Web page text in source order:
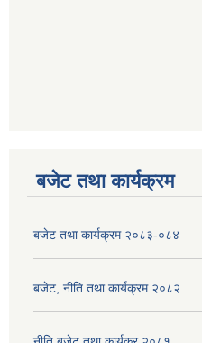
बजेट तथा कार्यक्रम
बजेट तथा कार्यक्रम २०८३-०८४
बजेट, नीति तथा कार्यक्रम २०८२